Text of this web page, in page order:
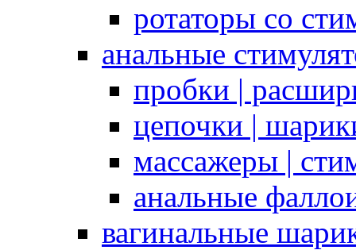
ротаторы со
анальные
пробки |
цепочки |
массажеры |
анальные
вагинальные